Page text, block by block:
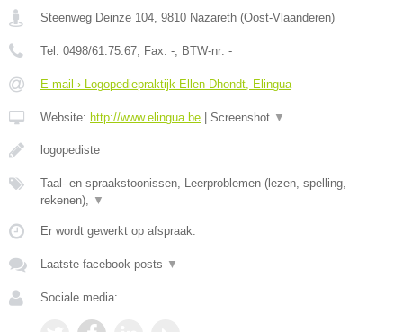
Steenweg Deinze 104, 9810 Nazareth (Oost-Vlaanderen)
Tel: 0498/61.75.67, Fax: -, BTW-nr: -
E-mail › Logopediepraktijk Ellen Dhondt, Elingua
Website: http://www.elingua.be Screenshot ▼
logopediste
Taal- en spraakstoonissen, Leerproblemen (lezen, spelling,
rekenen), ▼
Er wordt gewerkt op afspraak.
Laatste facebook posts ▼
Sociale media: